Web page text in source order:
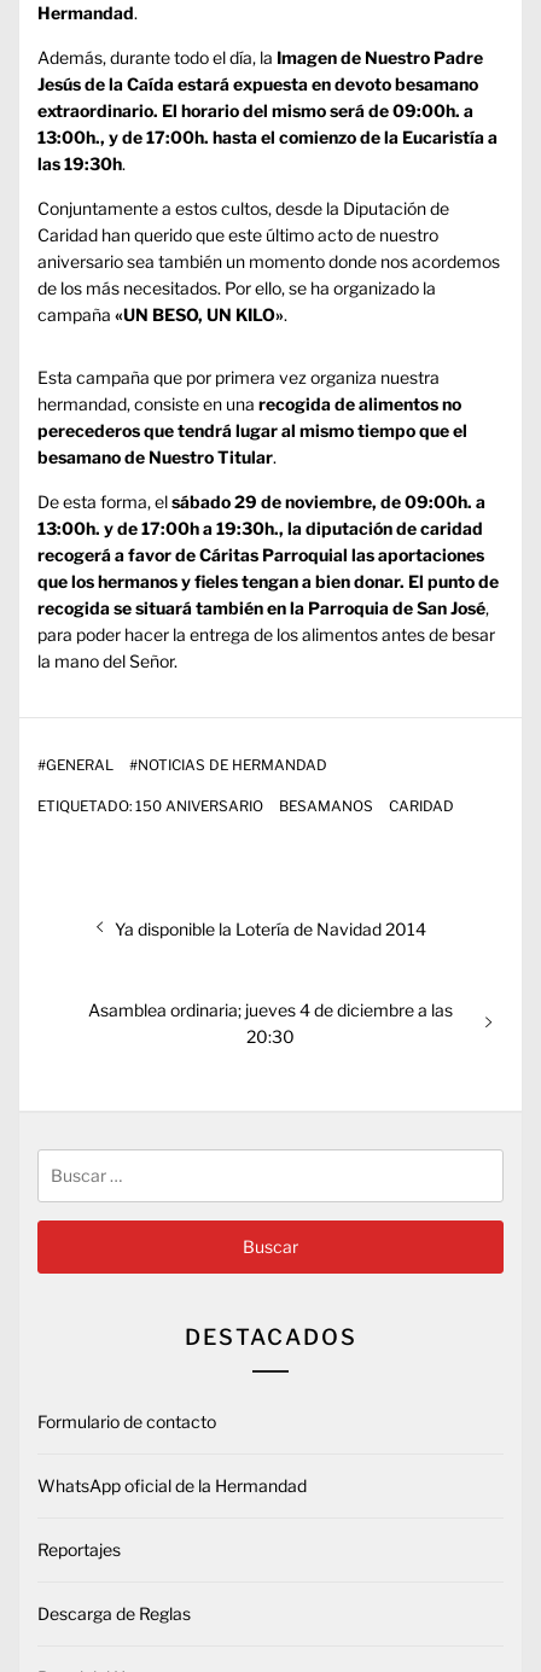
Hermandad.
Además, durante todo el día, la Imagen de Nuestro Padre
Jesús de la Caída estará expuesta en devoto besamano
extraordinario. El horario del mismo será de 09:00h. a
13:00h., y de 17:00h. hasta el comienzo de la Eucaristía a
las 19:30h.
Conjuntamente a estos cultos, desde la Diputación de
Caridad han querido que este último acto de nuestro
aniversario sea también un momento donde nos acordemos
de los más necesitados. Por ello, se ha organizado la
campaña «UN BESO, UN KILO».
Esta campaña que por primera vez organiza nuestra
hermandad, consiste en una recogida de alimentos no
perecederos que tendrá lugar al mismo tiempo que el
besamano de Nuestro Titular.
De esta forma, elsábado 29 de noviembre, de 09:00h. a
13:00h. y de 17:00h a 19:30h., la diputación de caridad
recogerá a favor de Cáritas Parroquial las aportaciones
que los hermanos y fieles tengan a bien donar. El punto de
recogida se situará también en la Parroquia de San José,
para poder hacer la entrega de los alimentos antes de besar
la mano del Señor.
#GENERAL #NOTICIAS DE HERMANDAD
ETIQUETADO: 150 ANIVERSARIO BESAMANOS CARIDAD
Entrada
Ya disponible la Lotería de Navidad 2014
Entrada
Asamblea ordinaria; jueves 4 de diciembre a las
20:30
DESTACADOS
Formulario de contacto
WhatsApp oficial de la Hermandad
Reportajes
Descarga de Reglas